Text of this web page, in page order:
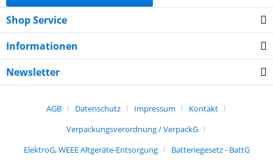
Shop Service
Informationen
Newsletter
AGB Datenschutz Impressum
Kontakt
Verpackungsverordnung / VerpackG
ElektroG, WEEE Altgeräte-Entsorgung
Batteriegesetz - BattG